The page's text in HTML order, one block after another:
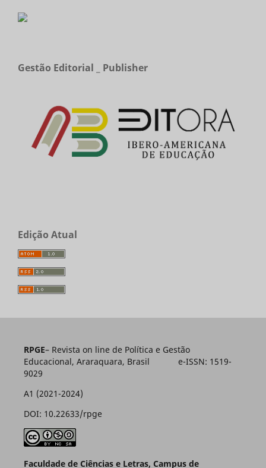
Gestão Editorial _ Publisher
Edição Atual
RPGE– Revista on line de Política e Gestão
Educacional, Araraquara, Brasil e-ISSN: 1519-
9029
A1 (2021-2024)
DOI: 10.22633/rpge
Faculdade de Ciências e Letras, Campus de